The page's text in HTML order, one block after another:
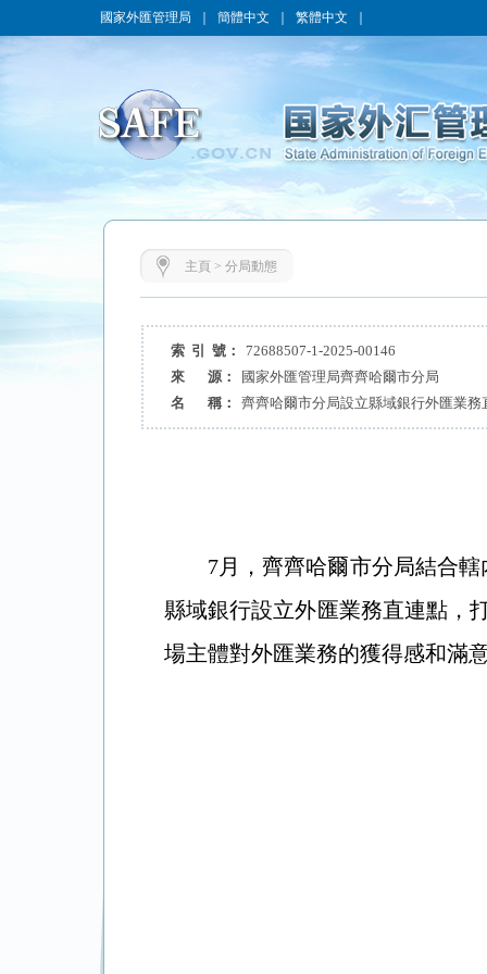
國家外匯管理局 簡體中文 繁體中文
主頁 > 分局動態
索 引 號：
72688507-1-2025-00146
來 源：
國家外匯管理局齊齊哈爾市分局
名 稱：
齊齊哈爾市分局設立縣域銀行外匯業務
7月，齊齊哈爾市分局結合
縣域銀行設立外匯業務直連點，
場主體對外匯業務的獲得感和滿